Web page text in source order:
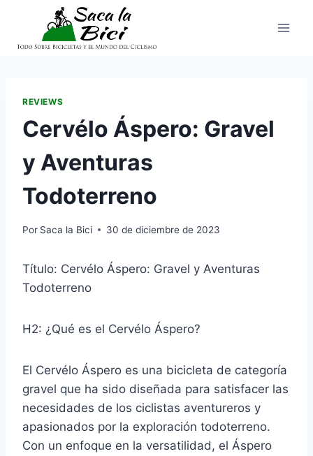
contenido
REVIEWS
Cervélo Áspero: Gravel
y Aventuras
Todoterreno
Por Saca la Bici 30 de diciembre de 2023
Título: Cervélo Áspero: Gravel y Aventuras
Todoterreno
H2: ¿Qué es el Cervélo Áspero?
El Cervélo Áspero es una bicicleta de categoría
gravel que ha sido diseñada para satisfacer las
necesidades de los ciclistas aventureros y
apasionados por la exploración todoterreno.
Con un enfoque en la versatilidad, el Áspero